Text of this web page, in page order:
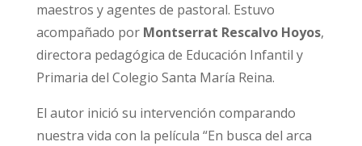
maestros y agentes de pastoral. Estuvo
acompañado por Montserrat Rescalvo Hoyos,
directora pedagógica de Educación Infantil y
Primaria del Colegio Santa María Reina.
El autor inició su intervención comparando
nuestra vida con la película “En busca del arca